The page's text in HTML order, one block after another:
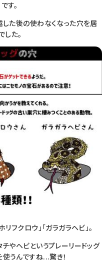
す。
した後の使わなくなった穴を居
した。
フクロウ」「ガラガラヘビ」。
やヘビというプレーリードッグ
うんですね...驚き！